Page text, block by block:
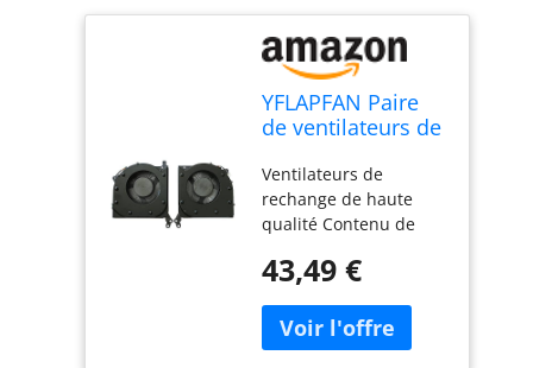
YFLAPFAN Paire
de ventilateurs de
pour processeur
graphique Lenovo
Legion 5-15IMH05
5F10S13917
5F10S13914
5F10S13914 5 V
CC
Ventilateurs de
rechange de haute
qualité Contenu de
ventilateurs de
paire)
43,49 €